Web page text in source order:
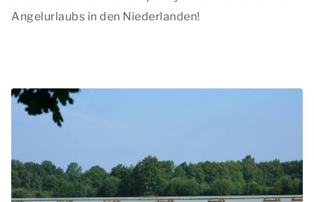
Angelurlaubs in den Niederlanden!